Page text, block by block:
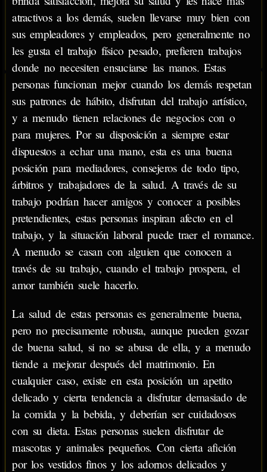
atractivos a los demás, suelen llevarse muy bien con
sus empleadores y empleados, pero generalmente no
les gusta el trabajo físico pesado, prefieren trabajos
donde no necesiten ensuciarse las manos. Estas
personas funcionan mejor cuando los demás respetan
sus patrones de hábito, disfrutan del trabajo artístico,
y a menudo tienen relaciones de negocios con o
para mujeres. Por su disposición a siempre estar
dispuestos a echar una mano, esta es una buena
posición para mediadores, consejeros de todo tipo,
árbitros y trabajadores de la salud. A través de su
trabajo podrían hacer amigos y conocer a posibles
pretendientes, estas personas inspiran afecto en el
trabajo, y la situación laboral puede traer el romance.
A menudo se casan con alguien que conocen a
través de su trabajo, cuando el trabajo prospera, el
amor también suele hacerlo.
La salud de estas personas es generalmente buena,
pero no precisamente robusta, aunque pueden gozar
de buena salud, si no se abusa de ella, y a menudo
tiende a mejorar después del matrimonio. En
cualquier caso, existe en esta posición un apetito
delicado y cierta tendencia a disfrutar demasiado de
la comida y la bebida, y deberían ser cuidadosos
con su dieta. Estas personas suelen disfrutar de
mascotas y animales pequeños. Con cierta afición
por los vestidos finos y los adornos delicados y